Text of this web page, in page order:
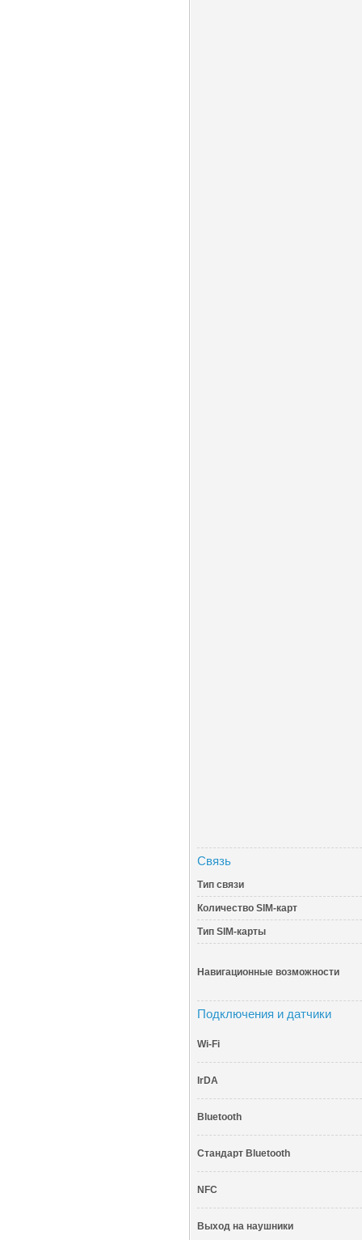
Связь
Тип связи
Количество SIM-карт
Тип SIM-карты
Навигационные возможности
Подключения и датчики
Wi-Fi
IrDA
Bluetooth
Стандарт Bluetooth
NFC
Выход на наушники